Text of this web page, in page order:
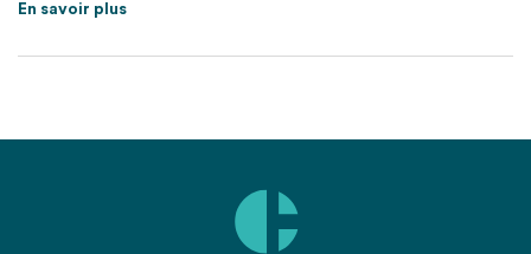
En savoir plus